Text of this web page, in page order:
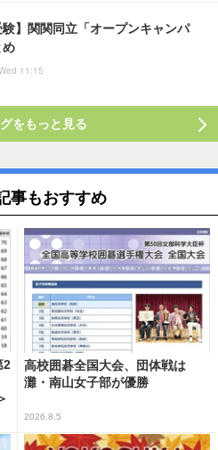
験】関関同立「オープンキャンパ
め
11:15
をもっと見る
事もおすすめ
2
高校囲碁全国大会、団体戦は
灘・南山女子部が優勝
2026.8.5